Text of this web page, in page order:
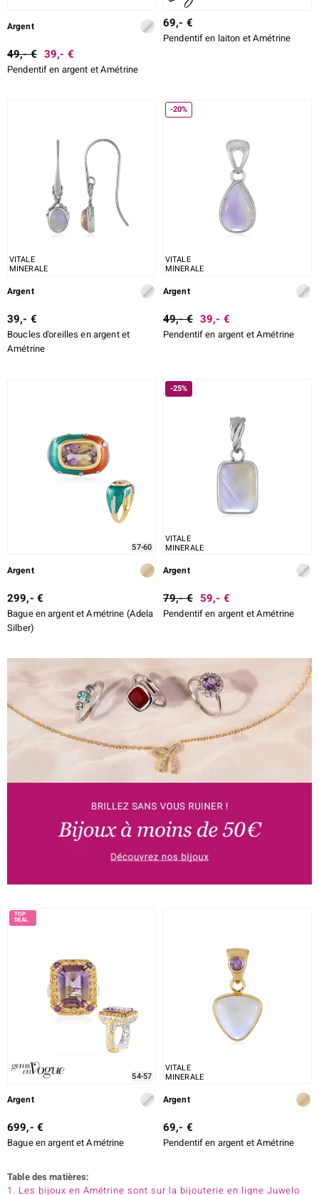
Argent
49,- € 39,- €
Pendentif en argent et Amétrine
69,- €
Pendentif en laiton et Amétrine
VITALE
MINERALE
Argent
39,- €
Boucles d'oreilles en argent et
Amétrine
-20%
VITALE
MINERALE
Argent
49,- € 39,- €
Pendentif en argent et Amétrine
57-60
Argent
299,- €
Bague en argent et Amétrine (Adela
Silber)
-25%
VITALE
MINERALE
Argent
79,- € 59,- €
Pendentif en argent et Amétrine
54-57
Argent
699,- €
Bague en argent et Amétrine
VITALE
MINERALE
Argent
69,- €
Pendentif en argent et Amétrine
Table des matières:
1. Les bijoux en Amétrine sont sur la bijouterie en ligne Juwelo